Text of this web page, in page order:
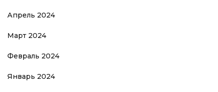
Апрель 2024
Март 2024
Февраль 2024
Январь 2024